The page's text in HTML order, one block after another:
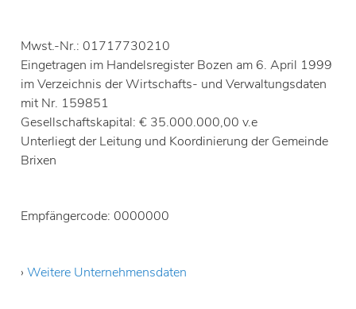
Mwst.-Nr.: 01717730210
Eingetragen im Handelsregister Bozen am 6. April 1999
im Verzeichnis der Wirtschafts- und Verwaltungsdaten
mit Nr. 159851
Gesellschaftskapital: € 35.000.000,00 v.e
Unterliegt der Leitung und Koordinierung der Gemeinde
Brixen
Empfängercode: 0000000
›Weitere Unternehmensdaten